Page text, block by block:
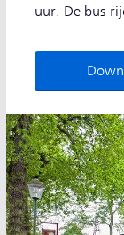
uur. De bus